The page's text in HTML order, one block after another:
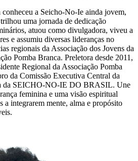
a Seicho-No-Ie ainda jovem,
uma jornada de dedicação
atuou como divulgadora, viveu a
e assumiu diversas lideranças no
regionais da Associação dos Jovens da
Pomba Branca. Preletora desde 2011,
Regional da Associação Pomba
da Comissão Executiva Central da
da SEICHO-NO-IE DO BRASIL. Une
feminina e uma visão espiritual
a integrarem mente, alma e propósito